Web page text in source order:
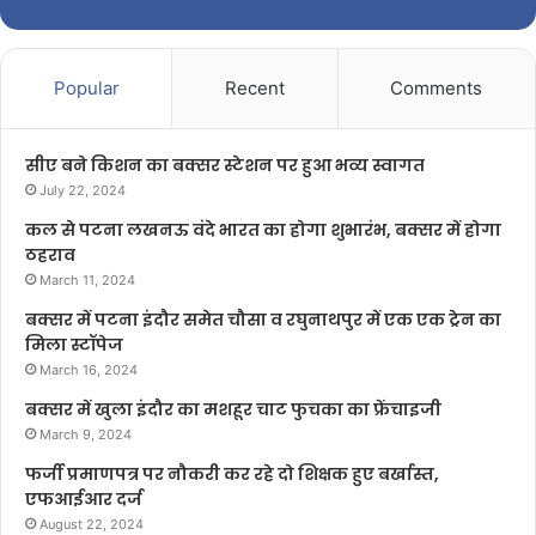
Popular Recent Comments
सीए बने किशन का बक्सर स्टेशन पर हुआ भव्य स्वागत
July 22, 2024
कल से पटना लखनऊ वंदे भारत का होगा शुभारंभ, बक्सर में होगा
ठहराव
March 11, 2024
बक्सर में पटना इंदौर समेत चौसा व रघुनाथपुर में एक एक ट्रेन का
मिला स्टॉपेज
March 16, 2024
बक्सर में खुला इंदौर का मशहूर चाट फुचका का फ्रेंचाइजी
March 9, 2024
फर्जी प्रमाणपत्र पर नौकरी कर रहे दो शिक्षक हुए बर्खास्त,
एफआईआर दर्ज
August 22, 2024